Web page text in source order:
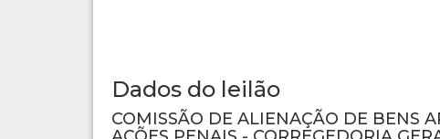
Dados do leilão
COMISSÃO DE ALIENAÇÃO DE BENS